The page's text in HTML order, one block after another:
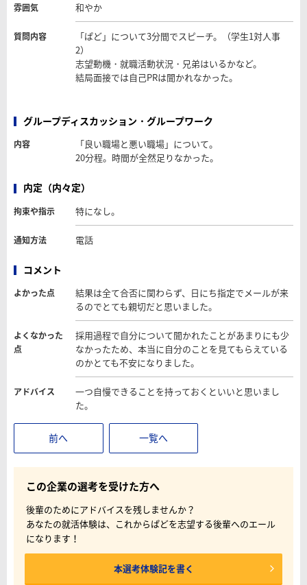
雰囲気 和やか
質問内容
「ぱど」について3分間でスピーチ。（学生1対人事
2）
志望動機・就職活動状況・兄弟はいるかなど。
結局面接では自己PRは聞かれなかった。
グループディスカッション・グループワーク
内容
「良い職場と悪い職場」について。
20分程。時間が全然足りなかった。
内定（内々定）
拘束や指示 特になし。
通知方法 電話
コメント
よかった点
結果は全て合否に関わらず、日にち指定でメールが来
るのでとても親切だと思いました。
よくなかった
点
採用過程で自分について聞かれたことがあまりにも少
なかったため、本当に自分のことを見てもらえている
のかとても不安になりました。
アドバイス
一つ自慢できることを持っておくといいと思いまし
た。
前へ 一覧へ
この企業の選考を受けた方へ
後輩のためにアドバイスを残しませんか？
あなたの就活体験は、これからぱどを志望する後輩へのエール
になります！
本選考体験記を書く